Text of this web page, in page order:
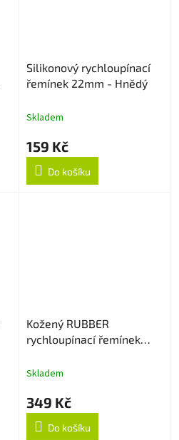
Silikonový rychloupínací
řemínek 22mm - Hnědý
Skladem
159 Kč
Do košíku
Kožený RUBBER
rychloupínací řemínek
Skladem
349 Kč
Do košíku